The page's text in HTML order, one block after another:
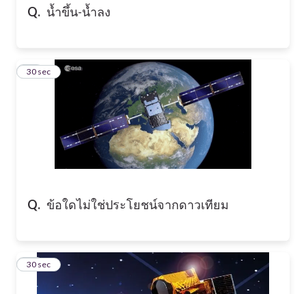
Q. น้ำขึ้น-น้ำลง
Q. ข้อใดไม่ใช่ประโยชน์จากดาวเทียม
35
30 sec
36
30 sec